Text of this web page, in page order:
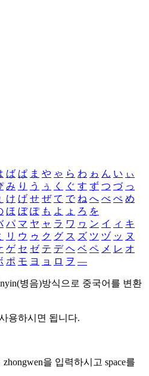
ば ぱ ま や ゃ ら わ ゎ ん い ぃ
み り う ぅ く ぐ す ず つ づ っ
け げ せ ぜ て で ね へ べ ぺ め
ほ ぼ ぽ も よ ょ ろ を
パ マ ヤ ャ ラ ワ ヮ ン イ ィ キ
リ ウ ゥ ク グ ス ズ ツ ヅ ッ ヌ
ゲ セ ゼ テ デ ヘ ベ ペ メ レ オ
ポ モ ヨ ョ ロ ヲ ―
병음)방식으로 중국어를 변환
용하시면 됩니다.
zhongwen을 입력하시고 space를